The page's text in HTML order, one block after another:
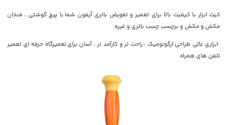
کیت ابزار با کیفیت بالا برای تعمیر و تعویض باتری آیفون شما با پیچ گوشتی ، فنجان
مکش و مکش و برچسب چسب باتری و غیره
ابزاری عالی طراحی ارگونومیک ، راحت تر و کارآمد تر ، آسان برایتعمیرگاه حرفه ای تعمیر
تلفن های همراه